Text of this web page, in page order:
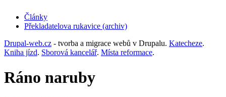
Články
Překladatelova rukavice (archiv)
new
tab)
Drupal-web.cz - tvorba a migrace webů v Drupalu. Katecheze.
Kniha jízd. Sborová kancelář. Místa reformace.
Ráno naruby